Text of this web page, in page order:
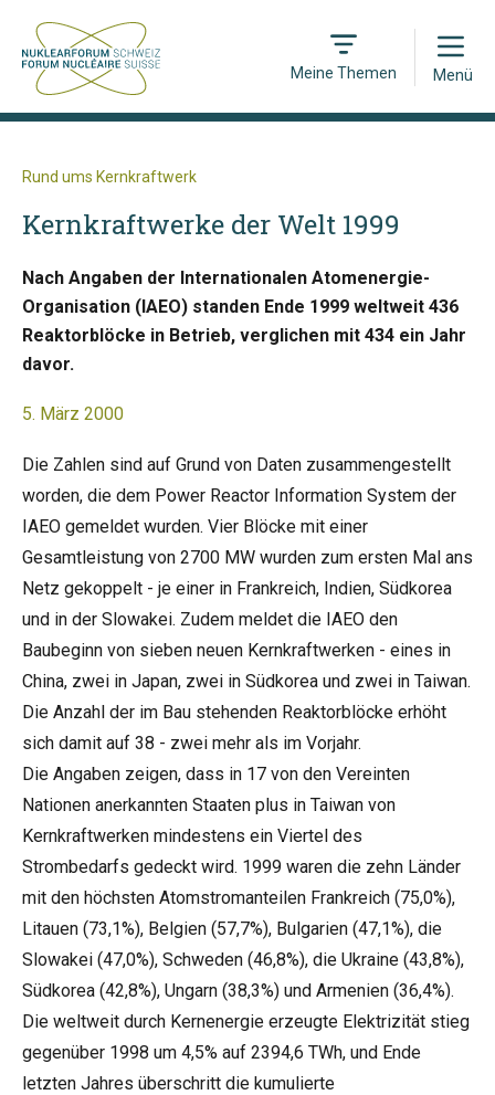
Meine Themen
Open
Menü
Rund ums Kernkraftwerk
Kernkraftwerke der Welt 1999
Nach Angaben der Internationalen Atomenergie-
Organisation (IAEO) standen Ende 1999 weltweit 436
Reaktorblöcke in Betrieb, verglichen mit 434 ein Jahr
davor.
5. März 2000
Die Zahlen sind auf Grund von Daten zusammengestellt
worden, die dem Power Reactor Information System der
IAEO gemeldet wurden. Vier Blöcke mit einer
Gesamtleistung von 2700 MW wurden zum ersten Mal ans
Netz gekoppelt - je einer in Frankreich, Indien, Südkorea
und in der Slowakei. Zudem meldet die IAEO den
Baubeginn von sieben neuen Kernkraftwerken - eines in
China, zwei in Japan, zwei in Südkorea und zwei in Taiwan.
Die Anzahl der im Bau stehenden Reaktorblöcke erhöht
sich damit auf 38 - zwei mehr als im Vorjahr.
Die Angaben zeigen, dass in 17 von den Vereinten
Nationen anerkannten Staaten plus in Taiwan von
Kernkraftwerken mindestens ein Viertel des
Strombedarfs gedeckt wird. 1999 waren die zehn Länder
mit den höchsten Atomstromanteilen Frankreich (75,0%),
Litauen (73,1%), Belgien (57,7%), Bulgarien (47,1%), die
Slowakei (47,0%), Schweden (46,8%), die Ukraine (43,8%),
Südkorea (42,8%), Ungarn (38,3%) und Armenien (36,4%).
Die weltweit durch Kernenergie erzeugte Elektrizität stieg
gegenüber 1998 um 4,5% auf 2394,6 TWh, und Ende
letzten Jahres überschritt die kumulierte